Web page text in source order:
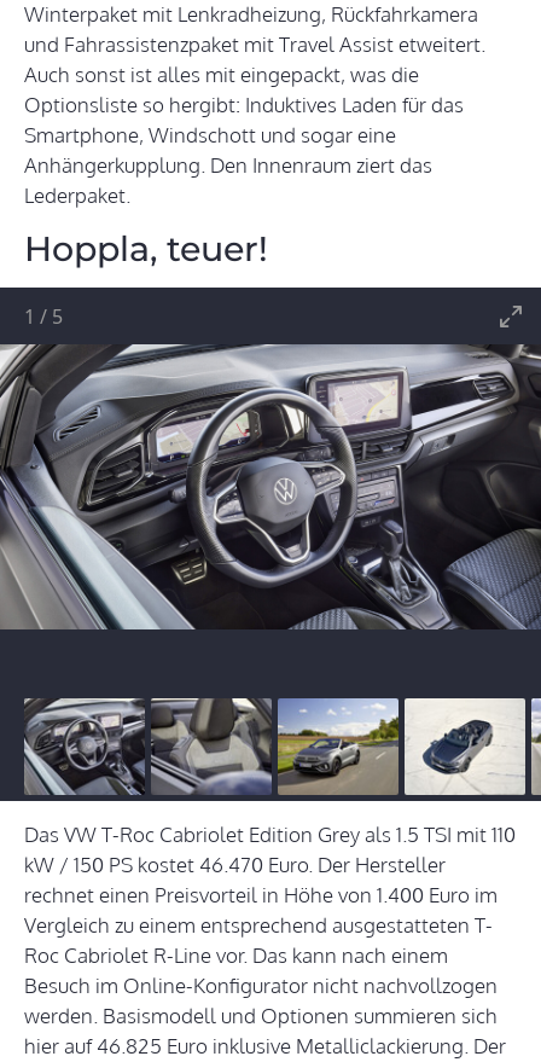
Winterpaket mit Lenkradheizung, Rückfahrkamera
und Fahrassistenzpaket mit Travel Assist etweitert.
Auch sonst ist alles mit eingepackt, was die
Optionsliste so hergibt: Induktives Laden für das
Smartphone, Windschott und sogar eine
Anhängerkupplung. Den Innenraum ziert das
Lederpaket.
Hoppla, teuer!
1 / 5
Das VW T-Roc Cabriolet Edition Grey als 1.5 TSI mit 110
kW / 150 PS kostet 46.470 Euro. Der Hersteller
rechnet einen Preisvorteil in Höhe von 1.400 Euro im
Vergleich zu einem entsprechend ausgestatteten T-
Roc Cabriolet R-Line vor. Das kann nach einem
Besuch im Online-Konfigurator nicht nachvollzogen
werden. Basismodell und Optionen summieren sich
hier auf 46.825 Euro inklusive Metalliclackierung. Der